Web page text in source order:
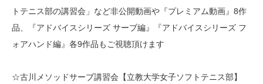
トテニス部の講習会」など非公開動画や『プレミアム動画』8作
品、『アドバイスシリーズ サーブ編』『アドバイスシリーズ フ
ォアハンド編』各9作品もご視聴頂けます
☆古川メソッドサーブ講習会【立教大学女子ソフトテニス部】